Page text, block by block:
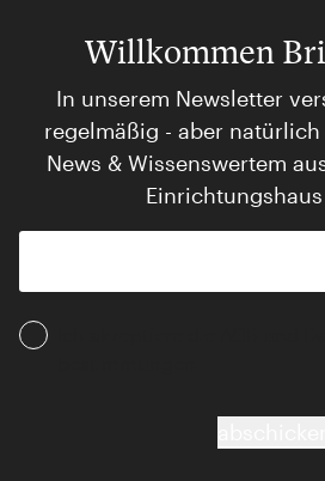
Willkommen
In unserem Newsletter
regelmäßig - aber
News & Wissenswertem